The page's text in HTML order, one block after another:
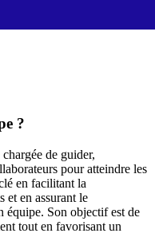
?
de guider,
pour atteindre les
en facilitant la
et en assurant le
équipe. Son objectif est de
tout en favorisant un